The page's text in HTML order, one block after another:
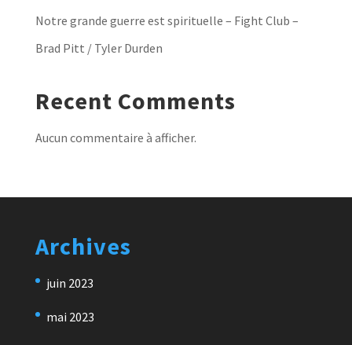
Notre grande guerre est spirituelle – Fight Club –
Brad Pitt / Tyler Durden
Recent Comments
Aucun commentaire à afficher.
Archives
juin 2023
mai 2023